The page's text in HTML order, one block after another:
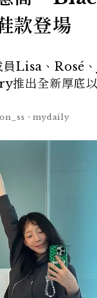
款登場
Lisa、Rosé、
推出全新厚底以
、mydaily